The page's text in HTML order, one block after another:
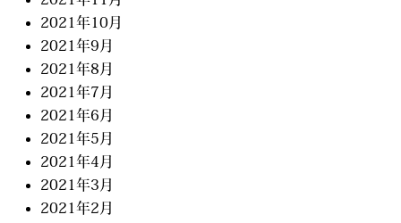
2021年10月
2021年9月
2021年8月
2021年7月
2021年6月
2021年5月
2021年4月
2021年3月
2021年2月